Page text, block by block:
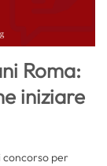
Roma:
iniziare
concorso per